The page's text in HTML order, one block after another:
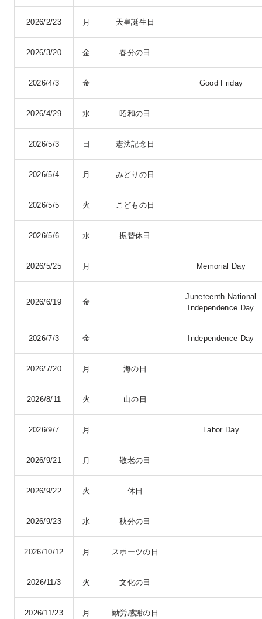
2026/2/23 月 天皇誕生日
2026/3/20 金 春分の日
2026/4/3 金 Good Friday
2026/4/29 水 昭和の日
2026/5/3 日 憲法記念日
2026/5/4 月 みどりの日
2026/5/5 火 こどもの日
2026/5/6 水 振替休日
2026/5/25 月 Memorial Day
2026/6/19 金
Juneteenth National
Independence Day
2026/7/3 金 Independence Day
2026/7/20 月 海の日
2026/8/11 火 山の日
2026/9/7 月 Labor Day
2026/9/21 月 敬老の日
2026/9/22 火 休日
2026/9/23 水 秋分の日
2026/10/12 月 スポーツの日
2026/11/3 火 文化の日
2026/11/23 月 勤労感謝の日